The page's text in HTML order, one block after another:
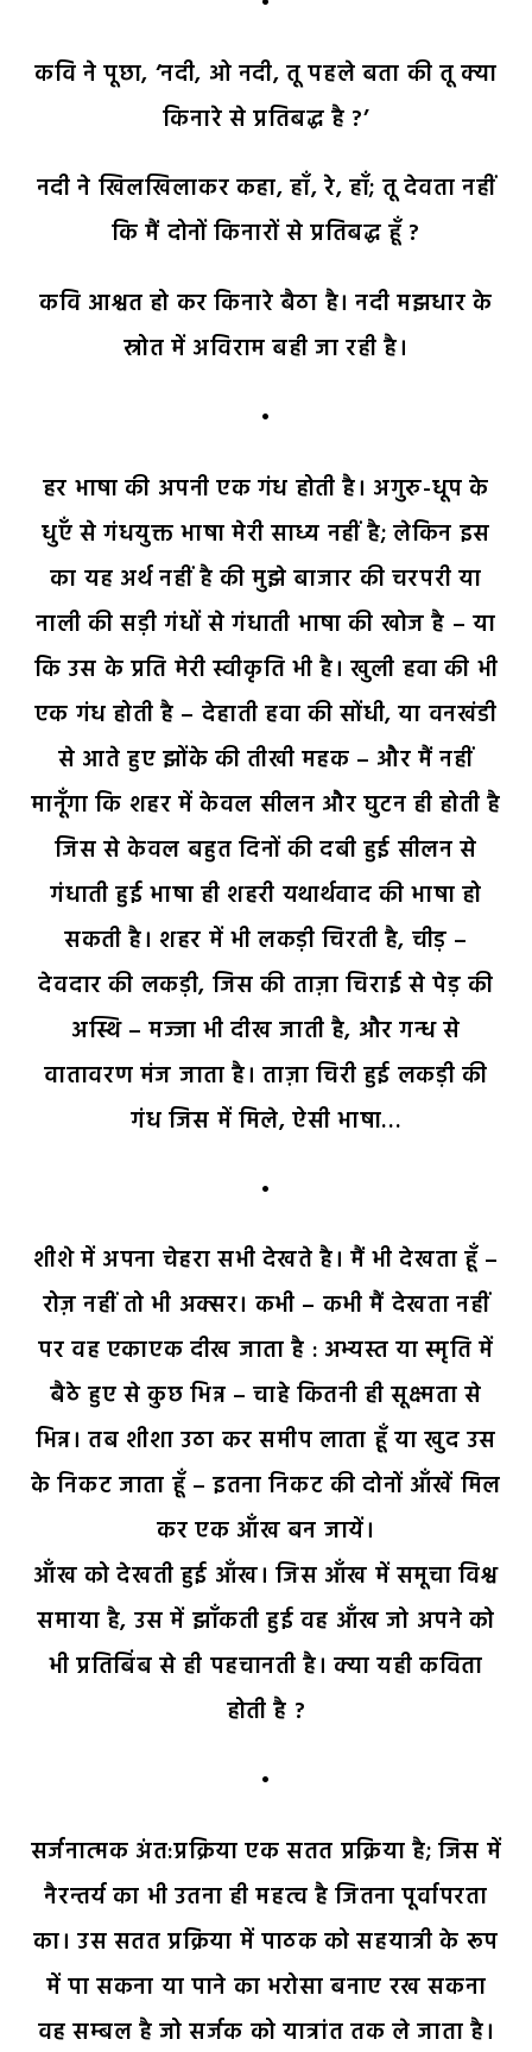
कवि ने पूछा, ‘नदी, ओ नदी, तू पहले बता की तू क्या
किनारे से प्रतिबद्ध है ?’
नदी ने खिलखिलाकर कहा, हाँ, रे, हाँ; तू देवता नहीं
कि मैं दोनों किनारों से प्रतिबद्ध हूँ ?
कवि आश्वत हो कर किनारे बैठा है। नदी मझधार के
स्रोत में अविराम बही जा रही है।
•
हर भाषा की अपनी एक गंध होती है। अगुरु-धूप के
धुएँ से गंधयुक्त भाषा मेरी साध्य नहीं है; लेकिन इस
का यह अर्थ नहीं है की मुझे बाजार की चरपरी या
नाली की सड़ी गंधों से गंधाती भाषा की खोज है – या
कि उस के प्रति मेरी स्वीकृति भी है। खुली हवा की भी
एक गंध होती है – देहाती हवा की सोंधी, या वनखंडी
से आते हुए झोंके की तीखी महक – और मैं नहीं
मानूँगा कि शहर में केवल सीलन और घुटन ही होती है
जिस से केवल बहुत दिनों की दबी हुई सीलन से
गंधाती हुई भाषा ही शहरी यथार्थवाद की भाषा हो
सकती है। शहर में भी लकड़ी चिरती है, चीड़ –
देवदार की लकड़ी, जिस की ताज़ा चिराई से पेड़ की
अस्थि – मज्जा भी दीख जाती है, और गन्ध से
वातावरण मंज जाता है। ताज़ा चिरी हुई लकड़ी की
गंध जिस में मिले, ऐसी भाषा…
•
शीशे में अपना चेहरा सभी देखते है। मैं भी देखता हूँ –
रोज़ नहीं तो भी अक्सर। कभी – कभी मैं देखता नहीं
पर वह एकाएक दीख जाता है : अभ्यस्त या स्मृति में
बैठे हुए से कुछ भिन्न – चाहे कितनी ही सूक्ष्मता से
भिन्न। तब शीशा उठा कर समीप लाता हूँ या खुद उस
के निकट जाता हूँ – इतना निकट की दोनों आँखें मिल
कर एक आँख बन जायें।
आँख को देखती हुई आँख। जिस आँख में समूचा विश्व
समाया है, उस में झाँकती हुई वह आँख जो अपने को
भी प्रतिबिंब से ही पहचानती है। क्या यही कविता
होती है ?
•
सर्जनात्मक अंत:प्रक्रिया एक सतत प्रक्रिया है; जिस में
नैरन्तर्य का भी उतना ही महत्व है जितना पूर्वापरता
का। उस सतत प्रक्रिया में पाठक को सहयात्री के रूप
में पा सकना या पाने का भरोसा बनाए रख सकना
वह सम्बल है जो सर्जक को यात्रांत तक ले जाता है।